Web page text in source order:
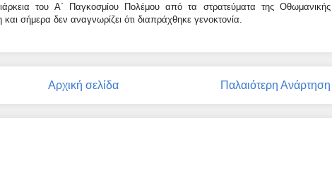
του Α΄ Παγκοσμίου Πολέμου από τα στρατεύματα της Οθωμανικής
σήμερα δεν αναγνωρίζει ότι διαπράχθηκε γενοκτονία.
Παλαιότερη Ανάρτηση
Αρχική σελίδα